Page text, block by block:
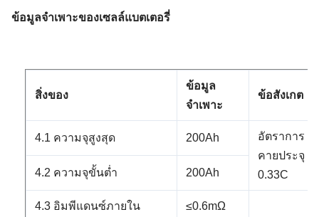
ข้อมูลจำเพาะของเซลล์แบตเตอรี่
สิ่งของ
ข้อมูล
จำเพาะ
ข้อสังเกต
4.1 ความจุสูงสุด 200Ah
อัตราการ
คายประจุ
0.33C
4.2 ความจุขั้นต่ำ 200Ah
4.3 อิมพีแดนซ์ภายใน ≤0.6mΩ